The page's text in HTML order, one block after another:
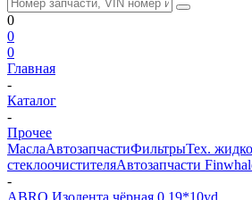
0
0
0
Главная
-
Каталог
-
Прочее
МаслаАвтозапчастиФильтрыТех.
стеклоочистителяАвтозапчасти
-
ABRO Изолента чёрная 0,19*10yd